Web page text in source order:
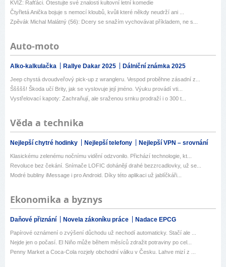
KVÍZ: Rafťáci. Otestujte své znalosti kultovní letní komedie
Čtyřletá Anička bojuje s nemocí kloubů, kvůli které někdy neudrží ani ...
Zpěvák Michal Malátný (56): Dcery se snažím vychovávat příkladem, ne s...
Auto-moto
Alko-kalkulačka Rallye Dakar 2025 Dálniční známka 2025
Jeep chystá dvoudveřový pick-up z wrangleru. Vespod proběhne zásadní z...
Ššššš! Škoda učí Brity, jak se vyslovuje její jméno. Výuku provádí vti...
Vystřelovací kapoty: Zachraňují, ale sraženou srnku prodraží i o 300 t...
Věda a technika
Nejlepší chytré hodinky Nejlepší telefony Nejlepší VPN – srovnání
Klasickému zelenému nočnímu vidění odzvonilo. Přichází technologie, kt...
Revoluce bez čekání. Snímače LOFIC dohánějí drahé bezzrcadlovky, už se...
Modré bubliny iMessage i pro Android. Díky této aplikaci už jablíčkáři...
Ekonomika a byznys
Daňové přiznání Novela zákoníku práce Nadace EPCG
Papírové oznámení o zvýšení důchodu už nechodí automaticky. Stačí ale ...
Nejde jen o počasí. El Niňo může během měsíců zdražit potraviny po cel...
Penny Market a Coca-Cola rozjely obchodní válku v Česku. Lahve mizí z ...